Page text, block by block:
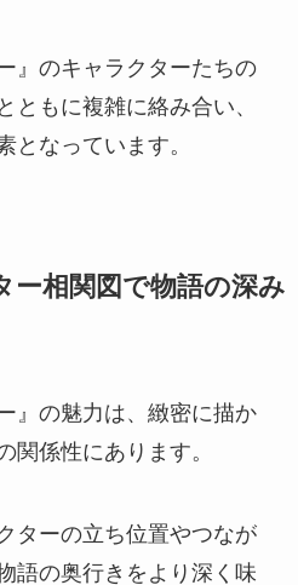
』のキャラクターたちの
ともに複雑に絡み合い、
となっています。
ー相関図で物語の深み
』の魅力は、緻密に描か
関係性にあります。
ターの立ち位置やつなが
語の奥行きをより深く味